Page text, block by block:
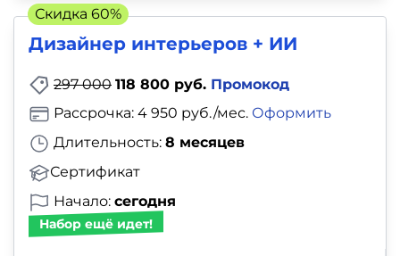
Дизайнер интерьеров + ИИ
297 000 118 800 руб. Промокод
Длительность: 8 месяцев
Сертификат
Рассрочка: 4 950 руб./мес. Оформить
Начало: сегодня
Набор ещё идет!
Скидка 60%